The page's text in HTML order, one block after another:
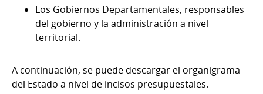
Los Gobiernos Departamentales, responsables
del gobierno y la administración a nivel
territorial.
A continuación, se puede descargar el organigrama
del Estado a nivel de incisos presupuestales.